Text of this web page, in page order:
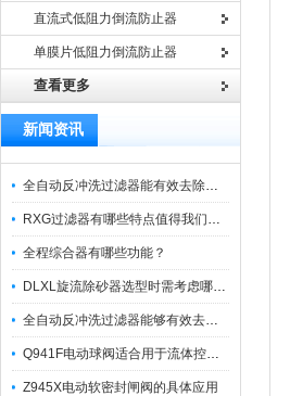
直流式低阻力倒流防止器
单膜片低阻力倒流防止器
查看更多
新闻资讯
全自动反冲洗过滤器能有效去除过滤介质上的杂质
RXG过滤器有哪些特点值得我们选择？
全程综合器有哪些功能？
DLXL旋流除砂器选型时需考虑哪些因素？
全自动反冲洗过滤器能够有效去除不同粒径的固体杂
Q941F电动球阀适合用于流体控制需要迅速反应的场合
Z945X电动软密封闸阀的具体应用